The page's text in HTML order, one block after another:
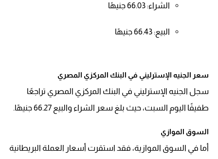
الشراء: 66.03 جنيهًا
البيع: 66.43 جنيهًا
سعر الجنيه الإسترليني في البنك المركزي المصري
سجل الجنيه الإسترليني في البنك المركزي المصري تراجعًا
طفيفًا اليوم السبت، حيث بلغ سعر الشراء والبيع 66.27 جنيهًا.
السوق الموازي
أما في السوق الموازية، فقد استقرت أسعار العملة البريطانية